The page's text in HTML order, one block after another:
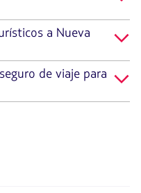
a Nueva
de viaje para